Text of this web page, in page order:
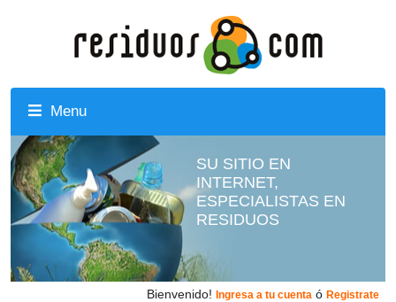
Menu
SU SITIO EN
INTERNET,
ESPECIALISTAS EN
RESIDUOS
Bienvenido! Ingresa a tu cuenta ó Registrate